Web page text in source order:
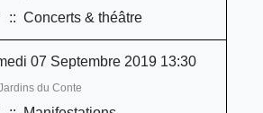
:: Concerts & théâtre
07 Septembre 2019 13:30
du Conte